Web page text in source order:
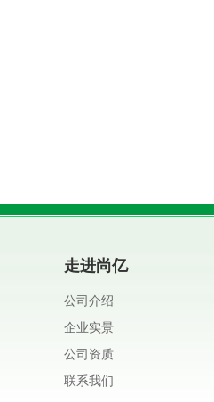
走进尚亿
公司介绍
企业实景
公司资质
联系我们